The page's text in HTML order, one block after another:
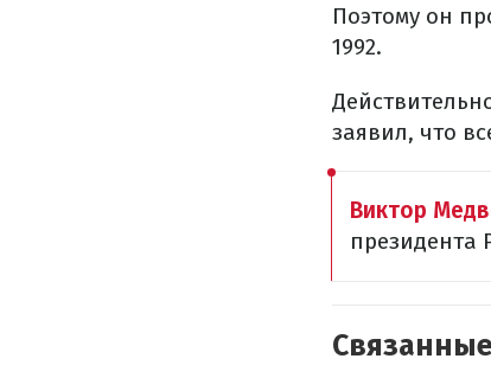
Поэтому он
1992.
заявил, что
Виктор
президента